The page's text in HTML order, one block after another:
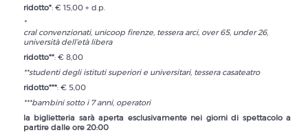
ridotto*: € 15,00 + d.p.
*
cral convenzionati, unicoop firenze, tessera arci, over 65, under 26,
università dell’età libera
ridotto**: € 8,00
**studenti degli istituti superiori e universitari, tessera casateatro
ridotto***: € 5,00
***bambini sotto i 7 anni, operatori
la biglietteria sarà aperta esclusivamente nei giorni di spettacolo a
partire dalle ore 20:00